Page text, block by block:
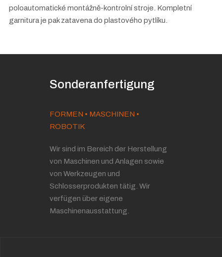
poloautomatické montážně-kontrolní stroje. Kompletní
garnitura je pak zatavena do plastového pytlíku.
Sonderanfertigung
FORMEN • MASCHINEN •
ROBOTIK
Wir sind im Bereich der Herstellung
von Maschinen und Anlagen sowie
von Werkzeugen und
Schlosserprodukten tätig. Wir
verfügen über eigene
Maschinenausstattung.